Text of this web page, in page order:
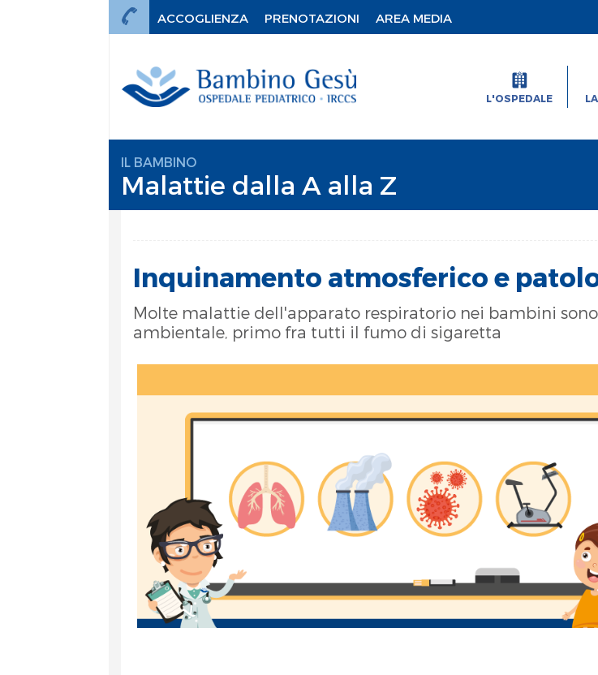
ACCOGLIENZA PRENOTAZIONI AREA MEDIA
L'OSPEDALE
IL BAMBINO
Malattie dalla A alla Z
Inquinamento atmosferico e
Molte malattie dell'apparato respiratorio nei bambini
ambientale, primo fra tutti il fumo di sigaretta